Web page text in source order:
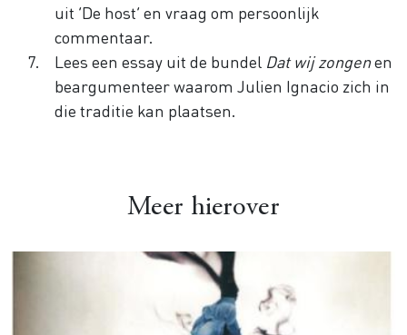
uit ‘De host’ en vraag om persoonlijk
commentaar.
Lees een essay uit de bundel Dat wij zongenen
beargumenteer waarom Julien Ignacio zich in
die traditie kan plaatsen.
Meer hierover